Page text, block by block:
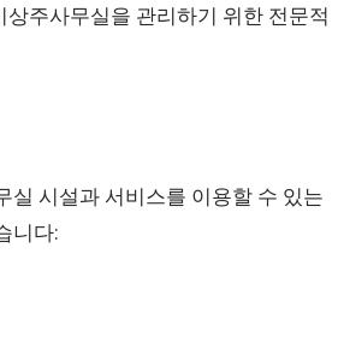
주사무실을 관리하기 위한 전문적
실 시설과 서비스를 이용할 수 있는
니다: